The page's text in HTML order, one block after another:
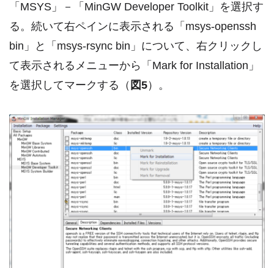
「MSYS」－「MinGW Developer Toolkit」を選択す
る。続いて右ペインに表示される「msys-openssh
bin」と「msys-rsync bin」について、右クリックし
て表示されるメニューから「Mark for Installation」
を選択してマークする（ 図5）。